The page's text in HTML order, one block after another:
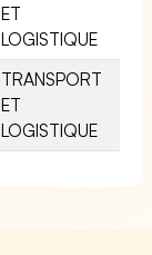
ET
LOGISTIQUE
TRANSPORT
ET
LOGISTIQUE